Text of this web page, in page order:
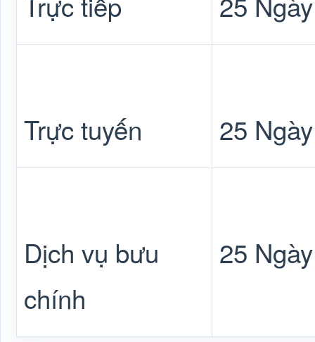
Trực tuyến 25
Dịch vụ bưu
chính
25